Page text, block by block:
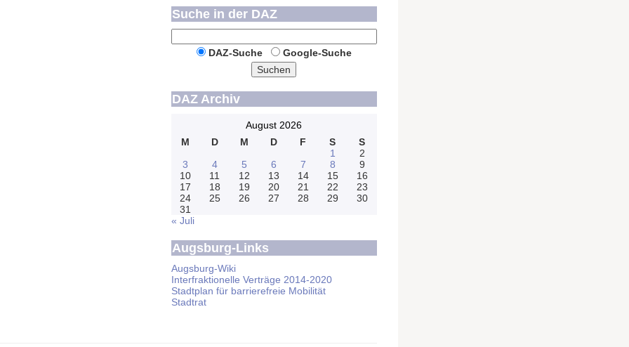
Suche in der DAZ
DAZ-Suche
Google-Suche
Suchen
DAZ Archiv
August 2026
M
D M D F S
S
1
2
3
4 5 6 7 8
9
10
11 12 13 14 15
16
17
18 19 20 21 22
23
24
25 26 27 28 29
30
31
« Juli
Augsburg-Links
Augsburg-Wiki
Interfraktionelle Verträge 2014-2020
Stadtplan für barrierefreie Mobilität
Stadtrat